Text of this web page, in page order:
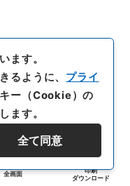
全画面
印刷
ダウンロード
ます。
るように、 プライ
ー（Cookie）の
ます。
全て同意